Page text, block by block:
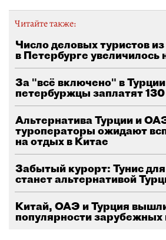
Читайте также:
Число деловых туристов
в Петербурге увеличилось
За "всё включено" в
петербуржцы заплатят
Альтернатива Турции и
туроператоры ожидают
на отдых в Китае
Забытый курорт: Тунис
станет альтернативой
Китай, ОАЭ и Турция
популярности